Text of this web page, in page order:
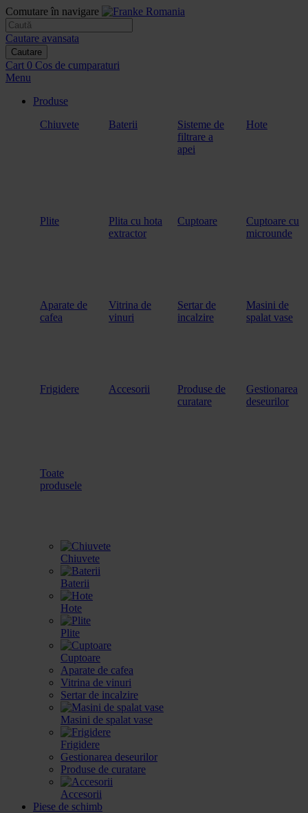
Comutare în navigare
Cautare avansata
Cautare
Cart 0 Cos de cumparaturi
Menu
Produse
Chiuvete
Baterii
Sisteme de
filtrare a
apei
Hote
Plite
Plita cu hota
extractor
Cuptoare
Cuptoare cu
microunde
Aparate de
cafea
Vitrina de
vinuri
Sertar de
incalzire
Masini de
spalat vase
Frigidere Accesorii
Produse de
curatare
Gestionarea
deseurilor
Toate
produsele
Chiuvete
Baterii
Hote
Plite
Cuptoare
Aparate de cafea
Vitrina de vinuri
Sertar de incalzire
Masini de spalat vase
Frigidere
Gestionarea deseurilor
Produse de curatare
Accesorii
Piese de schimb